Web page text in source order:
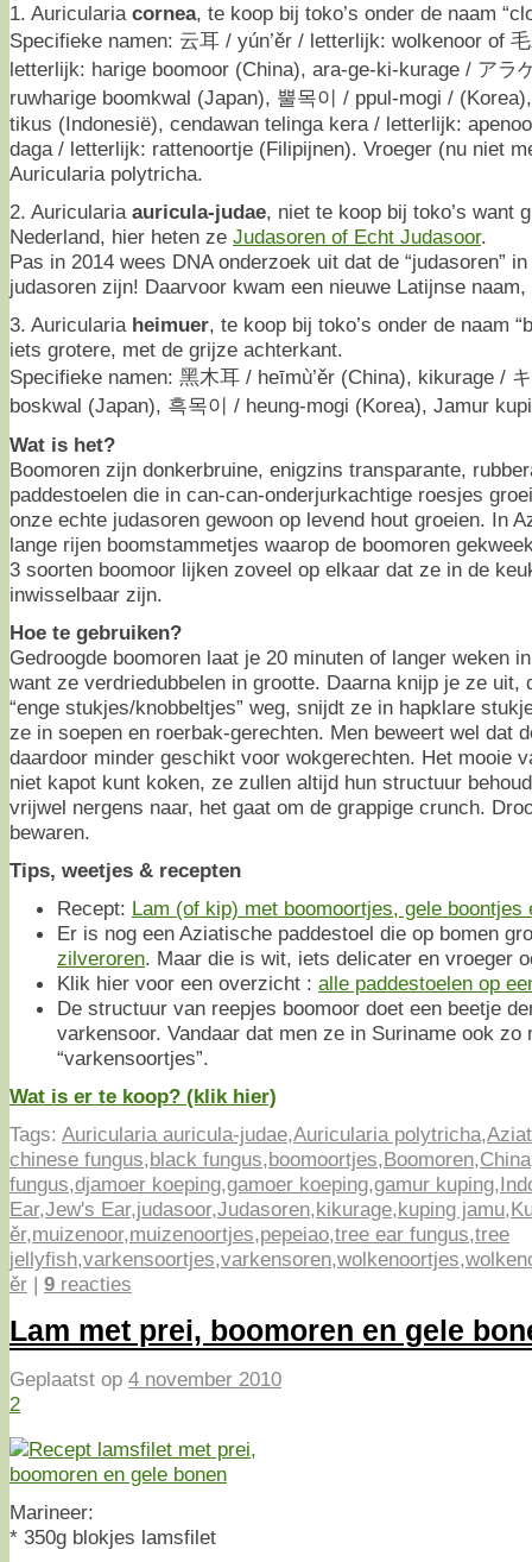
1. Auricularia cornea, te koop bij toko’s onder de naam
Specifieke namen: 云耳 / yún’ěr / letterlijk: wolkenoor of
letterlijk: harige boomoor (China), ara-ge-ki-kurage / アラ
ruwharige boomkwal (Japan), 뿔목이 / ppul-mogi /
tikus (Indonesië), cendawan telinga kera / letterlijk:
daga / letterlijk: rattenoortje (Filipijnen). Vroeger (nu niet
Auricularia polytricha.
2. Auricularia auricula-judae, niet te koop bij toko’s want
Nederland, hier heten ze Judasoren of Echt Judasoor.
Pas in 2014 wees DNA onderzoek uit dat de “judasoren”
judasoren zijn! Daarvoor kwam een nieuwe Latijnse
3. Auricularia heimuer, te koop bij toko’s onder de naam
iets grotere, met de grijze achterkant.
Specifieke namen: 黑木耳 / heīmù’ěr (China), kikurage /
boskwal (Japan), 흑목이 / heung-mogi (Korea), Jamur
Wat is het?
Boomoren zijn donkerbruine, enigzins transparante,
paddestoelen die in can-can-onderjurkachtige roesjes
onze echte judasoren gewoon op levend hout groeien. In
lange rijen boomstammetjes waarop de boomoren
3 soorten boomoor lijken zoveel op elkaar dat ze in de
inwisselbaar zijn.
Hoe te gebruiken?
Gedroogde boomoren laat je 20 minuten of langer weken
want ze verdriedubbelen in grootte. Daarna knijp je ze uit,
“enge stukjes/knobbeltjes” weg, snijdt ze in hapklare
ze in soepen en roerbak-gerechten. Men beweert wel dat
daardoor minder geschikt voor wokgerechten. Het mooie
niet kapot kunt koken, ze zullen altijd hun structuur
vrijwel nergens naar, het gaat om de grappige crunch.
bewaren.
Tips, weetjes & recepten
Recept: Lam (of kip) met boomoortjes, gele boontjes
Er is nog een Aziatische paddestoel die op bomen
zilveroren. Maar die is wit, iets delicater en vroeger
Klik hier voor een overzicht : alle paddestoelen op
De structuur van reepjes boomoor doet een beetje
varkensoor. Vandaar dat men ze in Suriname ook zo
“varkensoortjes”.
Wat is er te koop? (klik hier)
Tags: Auricularia auricula-judae,Auricularia polytricha,
chinese fungus,black fungus,boomoortjes,Boomoren,China
fungus,djamoer koeping,gamoer koeping,gamur kuping,
Ear,Jew's Ear,judasoor,Judasoren,kikurage,kuping jamu,
ěr,muizenoor,muizenoortjes,pepeiao,tree ear fungus,tree
jellyfish,varkensoortjes,varkensoren,wolkenoortjes,
ěr | 9 reacties
Lam met prei, boomoren en gele
Geplaatst op 4 november 2010
2
Marineer:
* 350g blokjes lamsfilet